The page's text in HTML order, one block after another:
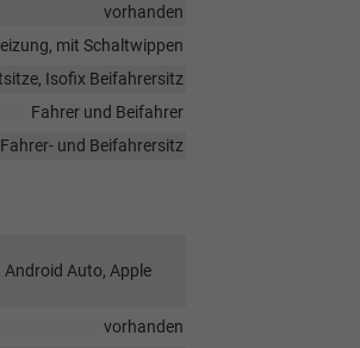
vorhanden
mit Schaltwippen
Isofix Beifahrersitz
Fahrer und Beifahrer
und Beifahrersitz
Auto, Apple
vorhanden